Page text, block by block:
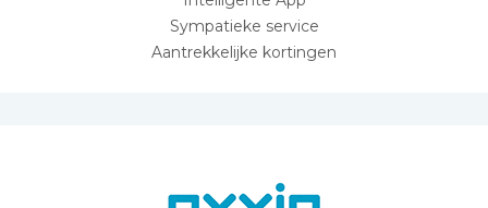
Sympatieke service
Aantrekkelijke kortingen